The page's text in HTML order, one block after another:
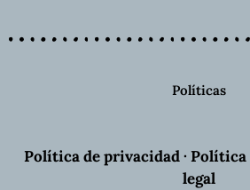
Políticas
Política de privacidad· Política
legal